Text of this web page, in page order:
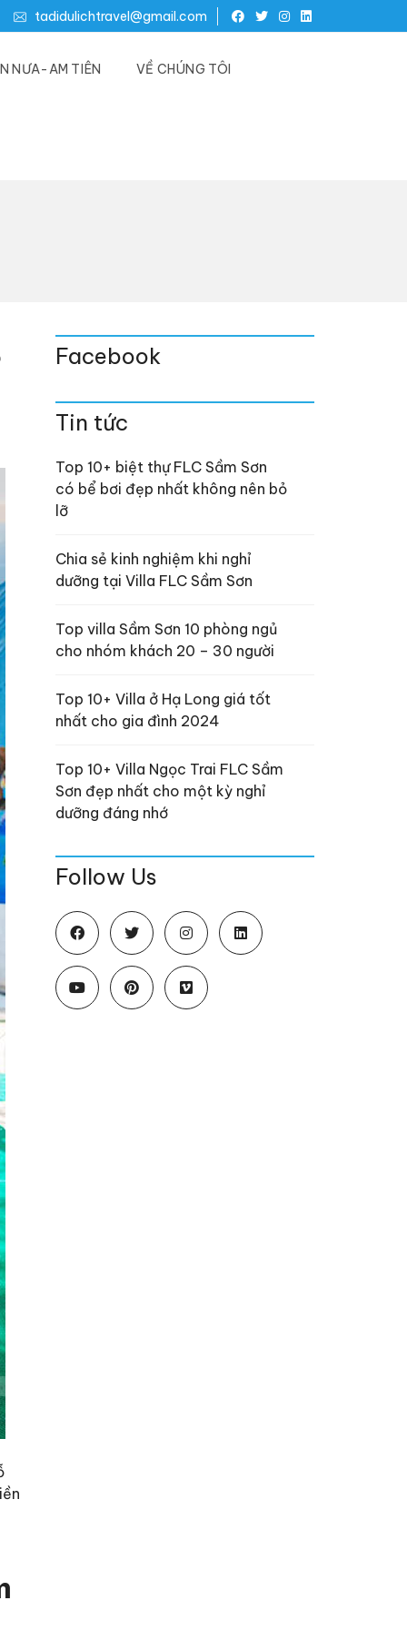
tadidulichtravel@gmail.com
NƯA-AM TIÊN VỀ CHÚNG TÔI
Facebook
Tin tức
Top 10+ biệt thự FLC Sầm Sơn
có bể bơi đẹp nhất không nên bỏ
lỡ
Chia sẻ kinh nghiệm khi nghỉ
dưỡng tại Villa FLC Sầm Sơn
Top villa Sầm Sơn 10 phòng ngủ
cho nhóm khách 20 – 30 người
Top 10+ Villa ở Hạ Long giá tốt
nhất cho gia đình 2024
Top 10+ Villa Ngọc Trai FLC Sầm
Sơn đẹp nhất cho một kỳ nghỉ
dưỡng đáng nhớ
Follow Us